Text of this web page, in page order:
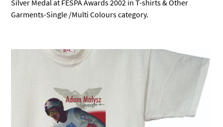
Silver Medal at FESPA Awards 2002 in T-shirts & Other
Garments-Single /Multi Colours category.